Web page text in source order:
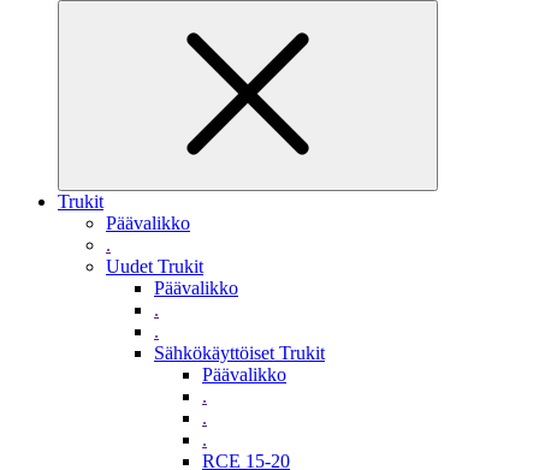
Trukit
Päävalikko
.
Uudet Trukit
Päävalikko
.
.
Sähkökäyttöiset Trukit
Päävalikko
.
.
.
RCE 15-20